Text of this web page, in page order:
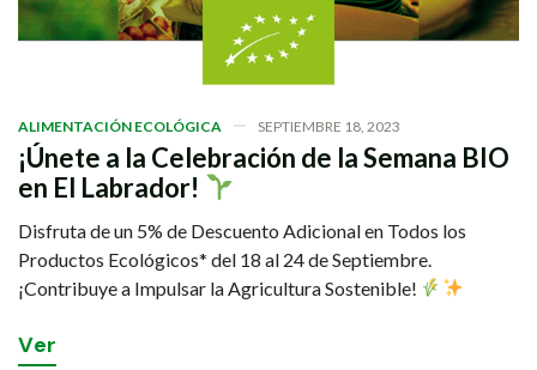
ALIMENTACIÓN ECOLÓGICA SEPTIEMBRE 18, 2023
¡Únete a la Celebración de la Semana BIO
en El Labrador!
Disfruta de un 5% de Descuento Adicional en Todos los
Productos Ecológicos* del 18 al 24 de Septiembre.
¡Contribuye a Impulsar la Agricultura Sostenible!
Ver